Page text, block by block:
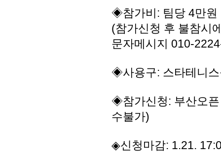
◈참가비: 팀당 4만원
(참가신청 후 불참시
문자메시지 010-
◈사용구: 스타테니
◈참가신청: 부산오
수불가)
◈신청마감: 1.21.